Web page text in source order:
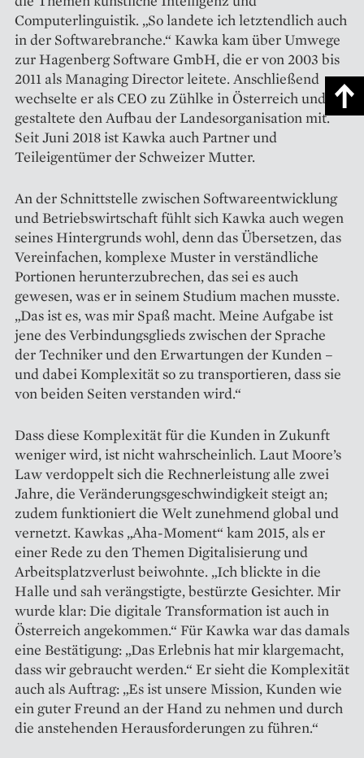
Computerlinguistik. „So landete ich letztendlich auch
in der Softwarebranche.“ Kawka kam über Umwege
zur Hagenberg Software GmbH, die er von 2003 bis
2011 als Managing Director leitete. Anschließend
wechselte er als CEO zu Zühlke in Österreich und
gestaltete den Aufbau der Landesorganisation mit.
Seit Juni 2018 ist Kawka auch Partner und
Teileigentümer der Schweizer Mutter.
An der Schnittstelle zwischen Softwareentwicklung
und Betriebswirtschaft fühlt sich Kawka auch wegen
seines Hintergrunds wohl, denn das Übersetzen, das
Verein­fachen, komplexe Muster in verständliche
Portionen herunterzubrechen, das sei es auch
gewesen, was er in seinem Studium machen musste.
„Das ist es, was mir Spaß macht. Meine Aufgabe ist
jene des Verbindungsglieds zwischen der Sprache
der Techniker und den Erwartungen der Kunden –
und dabei Komplexität so zu transportieren, dass sie
von beiden Seiten verstanden wird.“
Dass diese Komplexität für die Kunden in Zukunft
weniger wird, ist nicht wahrscheinlich. Laut Moore’s
Law verdoppelt sich die Rechnerleistung alle zwei
Jahre, die Veränderungsgeschwindigkeit steigt an;
zudem funktioniert die Welt zunehmend global und
vernetzt. Kawkas „Aha-Moment“ kam 2015, als er
einer Rede zu den Themen Digitalisierung und
Arbeitsplatzverlust beiwohnte. „Ich blickte in die
Halle und sah verängstigte, bestürzte Gesichter. Mir
wurde klar: Die digitale Transformation ist auch in
Österreich angekommen.“ Für Kawka war das damals
eine Bestätigung: „Das Erlebnis hat mir klargemacht,
dass wir gebraucht werden.“ Er sieht die Komplexität
auch als Auftrag: „Es ist unsere Mission, Kunden wie
ein guter Freund an der Hand zu nehmen und durch
die anstehenden Herausforderungen zu führen.“